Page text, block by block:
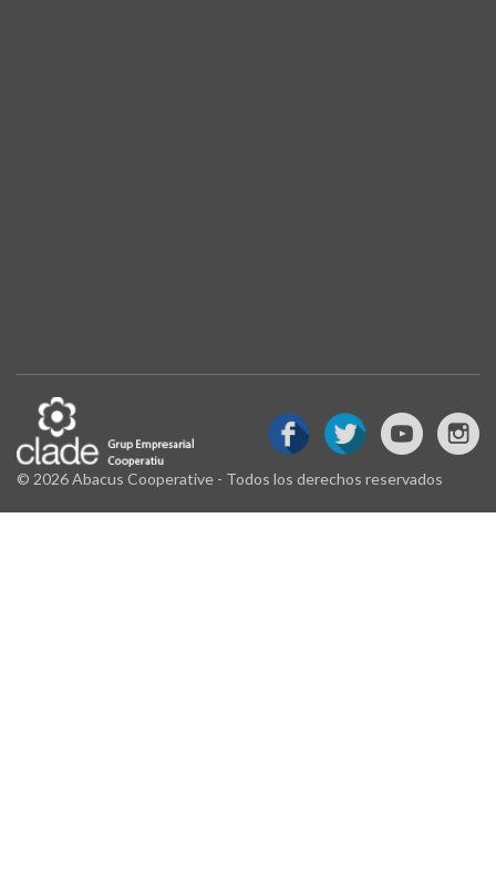
© 2026 Abacus Cooperative - Todos los derechos reservados